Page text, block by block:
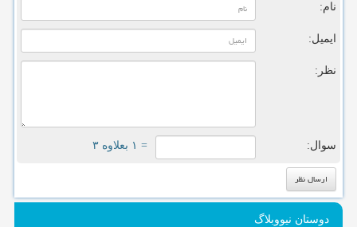
نام:
ایمیل:
نظر:
سوال: = ۱ بعلاوه ۳
دوستان نیووبلاگ